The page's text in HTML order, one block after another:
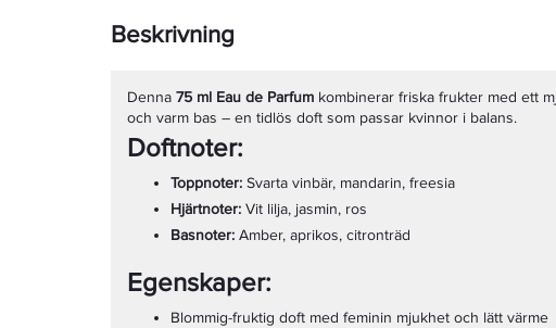
Beskrivning
Denna 75 ml Eau de Parfum kombinerar friska frukter med ett
och varm bas – en tidlös doft som passar kvinnor i balans.
Doftnoter:
Toppnoter: Svarta vinbär, mandarin, freesia
Hjärtnoter: Vit lilja, jasmin, ros
Basnoter: Amber, aprikos, citronträd
Egenskaper:
Blommig-fruktig doft med feminin mjukhet och lätt värme